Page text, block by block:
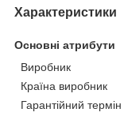
Характеристики
Основні атрибути
Виробник
Країна виробник
Гарантійний термін